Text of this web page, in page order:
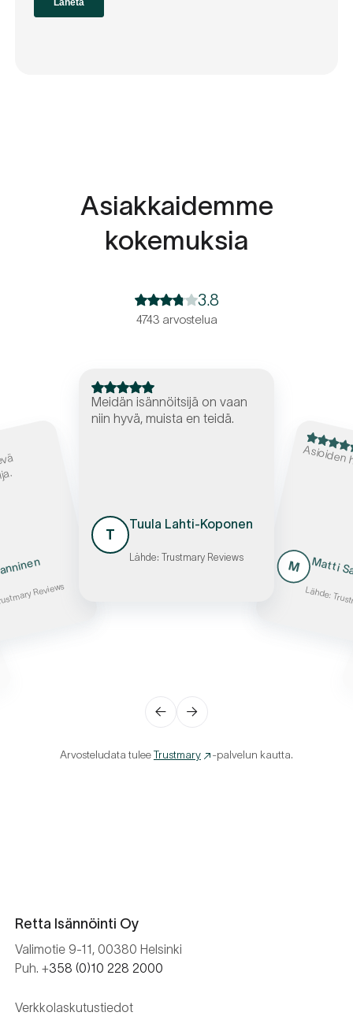
Asiakkaidemme
kokemuksia
3.8
4743 arvostelua
Reviews
Meidän isännöitsijä on vaan
niin hyvä, muista en teidä.
T
Tuula Lahti-Koponen
Lähde: Trustmary Reviews
M Matti
Lähde:
← →
Arvosteludata tulee Trustmary -palvelun kautta.
Retta Isännöinti Oy
Valimotie 9-11, 00380 Helsinki
Puh. +358 (0)10 228 2000
Verkkolaskutustiedot